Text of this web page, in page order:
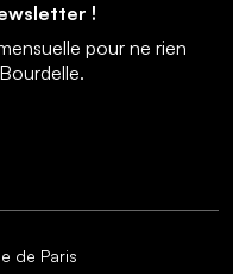
!
pour ne rien
de Paris